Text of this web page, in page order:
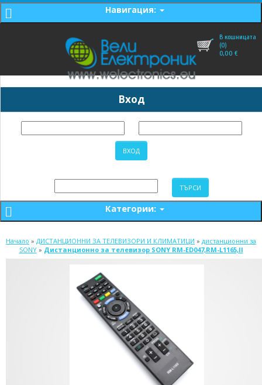
Навигация:
В кошницата
(0)
0,00 €
Вход
Категории:
Начало » ДИСТАНЦИОННИ ЗА ТЕЛЕВИЗОРИ И КЛИМАТИЦИ » дистанционни за
SONY» Дистанционно за телевизор SONY RM-ED047,RM-L1165,II